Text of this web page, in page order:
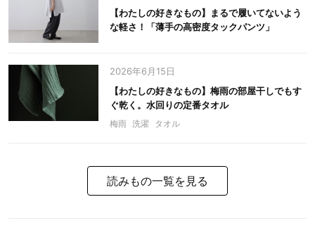
【わたしの好きなもの】まるで履いてないよう
な軽さ！「薄手の高密度タックパンツ」
2026年6月15日
【わたしの好きなもの】梅雨の部屋干しでもす
ぐ乾く。水回りの定番タオル
梅雨 洗濯 タオル
読みもの一覧を見る